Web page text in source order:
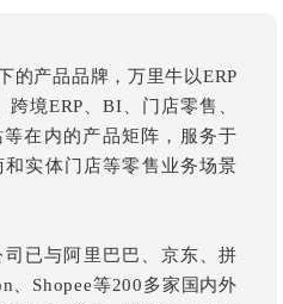
产品品牌，万里牛以ERP
境ERP、BI、门店零售、
在内的产品矩阵，服务于
实体门店等零售业务场景
已与阿里巴巴、京东、拼
、Shopee等200多家国内外